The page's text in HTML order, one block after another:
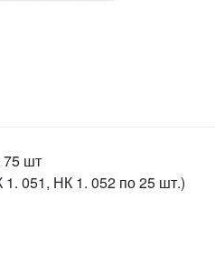
шт
051, НК 1. 052 по 25 шт.)